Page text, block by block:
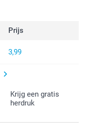
Prijs
3,99
Krijg een gratis
herdruk